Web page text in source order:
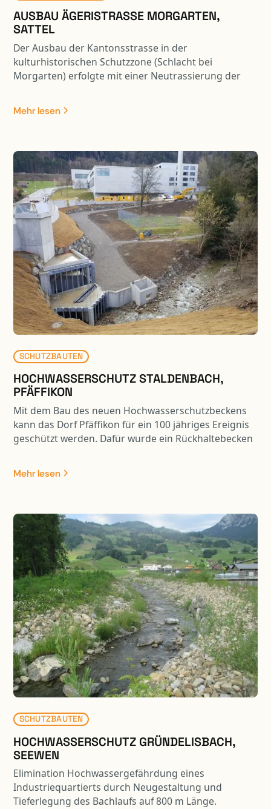
AUSBAU ÄGERISTRASSE MORGARTEN,
SATTEL
Der Ausbau der Kantonsstrasse in der
kulturhistorischen Schutzzone (Schlacht bei
Morgarten) erfolgte mit einer Neutrassierung der
kurvigen und steilen Gelände, konnte eine
normkonforme Strassenführung erreicht werden.
Verhältnis zu bringen. Durch die Trasseverbreiterung
ergaben sich auf der Hangseite Stützmauern,
Felsabträge und Hangstabilisierungsmassnahmen.
Die diversen Stützbauwerke sind teilweise auf Pfählen
fundiert.
Mehr lesen
SCHUTZBAUTEN
HOCHWASSERSCHUTZ STALDENBACH,
PFÄFFIKON
Mit dem Bau des neuen Hochwasserschutzbeckens
kann das Dorf Pfäffikon für ein 100 jähriges Ereignis
geschützt werden. Dafür wurde ein Rückhaltebecken
Dank der „Mitbenützung“ der Weidstrasse als Damm
ist der Eingriff in die Landschaft erträglich. Durch die
aufgewertet.
Mehr lesen
SCHUTZBAUTEN
HOCHWASSERSCHUTZ GRÜNDELISBACH,
SEEWEN
Elimination Hochwassergefährdung eines
Industriequartierts durch Neugestaltung und
Tieferlegung des Bachlaufs auf 800 m Länge.